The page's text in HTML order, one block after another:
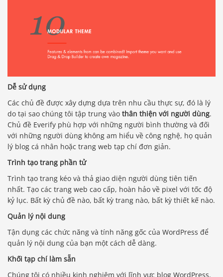
Dễ sử dụng
Các chủ đề được xây dựng dựa trên nhu cầu thực sự, đó là lý
do tại sao chúng tôi tập trung vào thân thiện với người dùng.
Chủ đề Everify phù hợp với những người bình thường và đối
với những người dùng không am hiểu về công nghệ, họ quản
lý blog cá nhân hoặc trang web tạp chí đơn giản.
Trình tạo trang phần tử
Trình tạo trang kéo và thả giao diện người dùng tiên tiến
nhất. Tạo các trang web cao cấp, hoàn hảo về pixel với tốc độ
kỷ lục. Bất kỳ chủ đề nào, bất kỳ trang nào, bất kỳ thiết kế nào.
Quản lý nội dung
Tận dụng các chức năng và tính năng gốc của WordPress để
quản lý nội dung của bạn một cách dễ dàng.
Khối tạp chí làm sẵn
Chúng tôi có nhiều kinh nghiệm với lĩnh vực blog WordPress.